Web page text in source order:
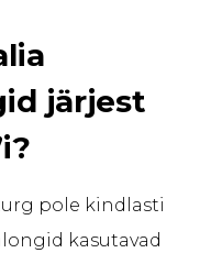
järjest
pole kindlasti
kasutavad